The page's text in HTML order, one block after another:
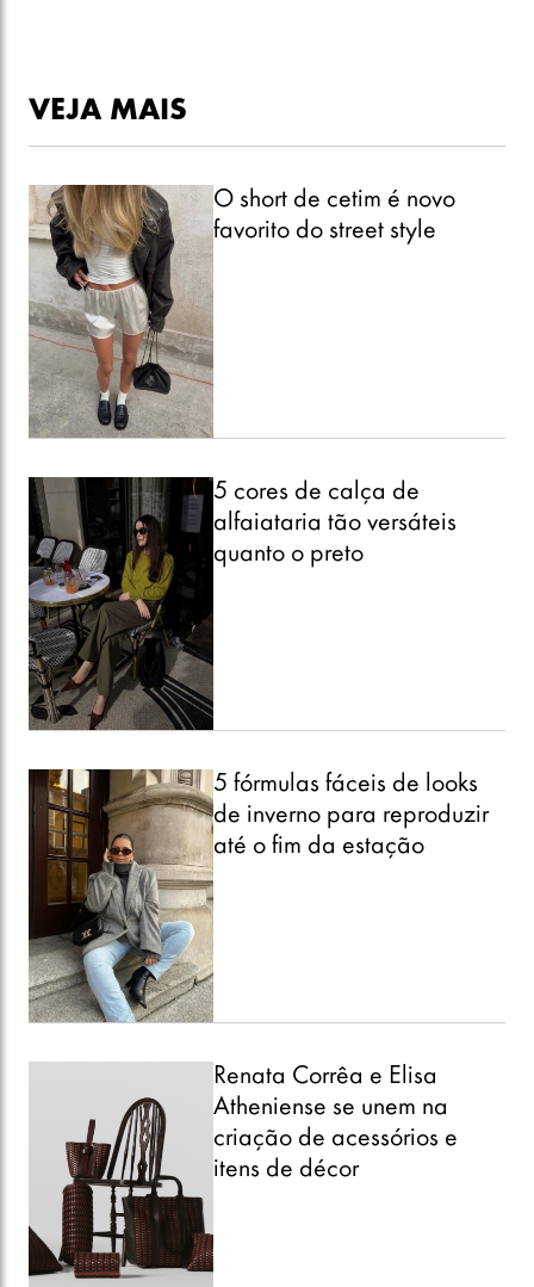
VEJA MAIS
O short de cetim é novo
favorito do street style
5 cores de calça de
alfaiataria tão versáteis
quanto o preto
5 fórmulas fáceis de looks
de inverno para reproduzir
até o fim da estação
Renata Corrêa e Elisa
Atheniense se unem na
criação de acessórios e
itens de décor